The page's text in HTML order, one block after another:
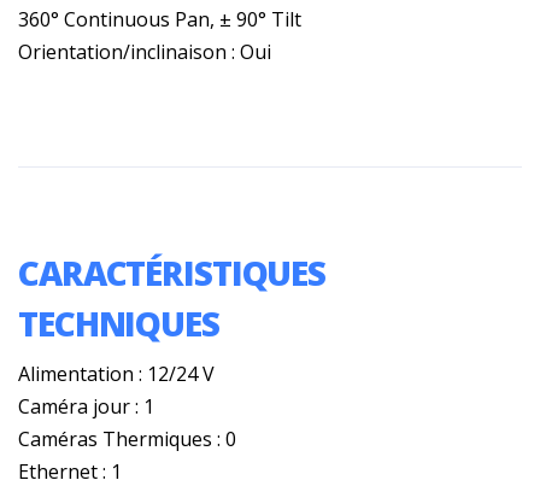
360° Continuous Pan, ± 90° Tilt
Orientation/inclinaison : Oui
CARACTÉRISTIQUES
TECHNIQUES
Alimentation : 12/24 V
Caméra jour : 1
Caméras Thermiques : 0
Ethernet : 1